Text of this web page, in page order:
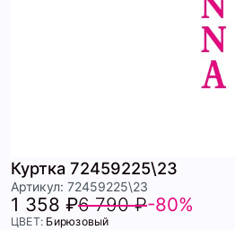
Куртка 72459225\23
Артикул: 72459225\23
1 358 ₽6 790 ₽-80%
ЦВЕТ: Бирюзовый